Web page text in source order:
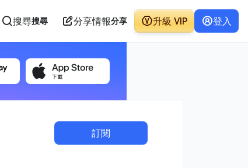
搜尋搜尋 分享情報分享 升級 VIP 登入
訂閱